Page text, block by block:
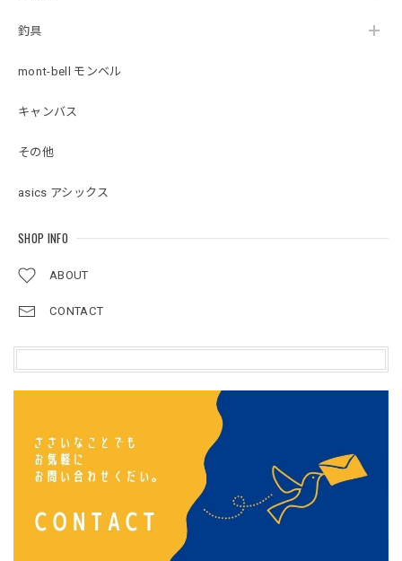
釣具
mont-bell モンベル
キャンバス
その他
asics アシックス
SHOP INFO
ABOUT
CONTACT